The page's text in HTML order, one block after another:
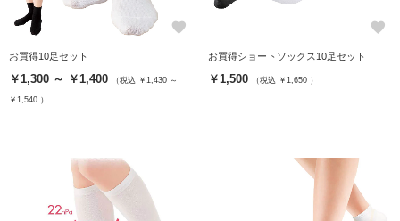
favorite
お買得10足セット
￥1,300 ～ ￥1,400 （税込 ￥1,430 ～
￥1,540 ）
favorite
お買得ショートソックス10足セット
￥1,500 （税込 ￥1,650 ）